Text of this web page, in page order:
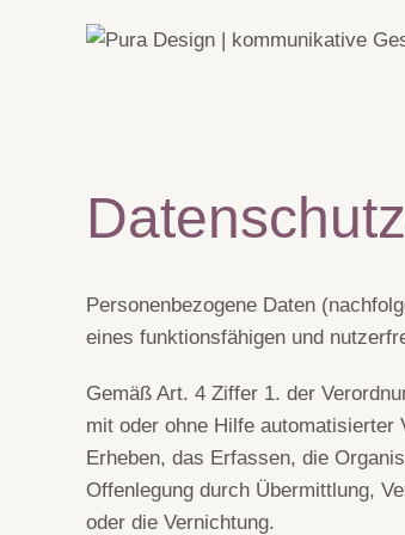
Personenbezogene Daten
eines funktionsfähigen und
Gemäß Art. 4 Ziffer 1. der
mit oder ohne Hilfe automatisierter
Erheben, das Erfassen, die
Offenlegung durch Übermittlung,
oder die Vernichtung.